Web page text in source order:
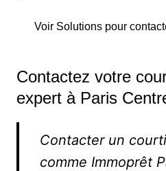
Voir Solutions pour
Contactez votre
expert à Paris
Contacter un
comme Immoprêt